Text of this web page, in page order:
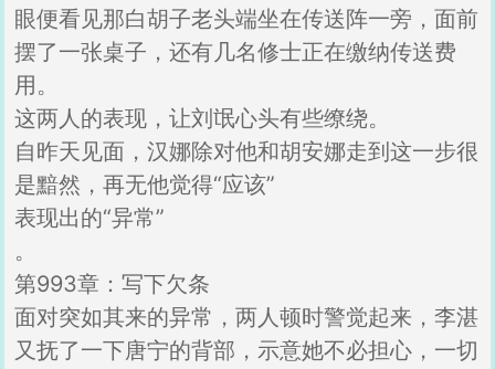
眼便看见那白胡子老头端坐在传送阵一旁，面前
摆了一张桌子，还有几名修士正在缴纳传送费
用。
这两人的表现，让刘氓心头有些缭绕。
自昨天见面，汉娜除对他和胡安娜走到这一步很
是黯然，再无他觉得“应该”
表现出的“异常”
。
第993章：写下欠条
面对突如其来的异常，两人顿时警觉起来，李湛
又抚了一下唐宁的背部，示意她不必担心，一切